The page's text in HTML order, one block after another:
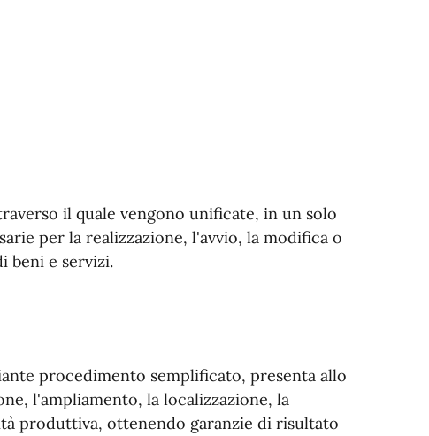
il quale vengono unificate, in un solo
per la realizzazione, l'avvio, la modifica o
beni e servizi.
procedimento semplificato, presenta allo
l'ampliamento, la localizzazione, la
produttiva, ottenendo garanzie di risultato